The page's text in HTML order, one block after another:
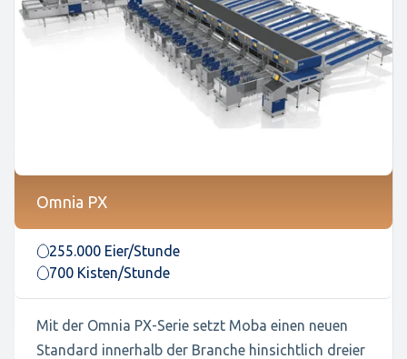
Omnia PX
255.000 Eier/Stunde
700 Kisten/Stunde
Mit der Omnia PX-Serie setzt Moba einen neuen
Standard innerhalb der Branche hinsichtlich dreier